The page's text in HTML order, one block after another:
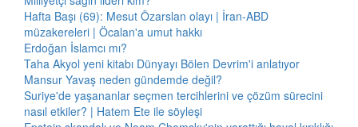
Hafta Başı (69): Mesut Özarslan olayı | İran-ABD
müzakereleri | Öcalan'a umut hakkı
Erdoğan İslamcı mı?
Taha Akyol yeni kitabı Dünyayı Bölen Devrim'i anlatıyor
Mansur Yavaş neden gündemde değil?
Suriye'de yaşananlar seçmen tercihlerini ve çözüm sürecini
nasıl etkiler? | Hatem Ete ile söyleşi